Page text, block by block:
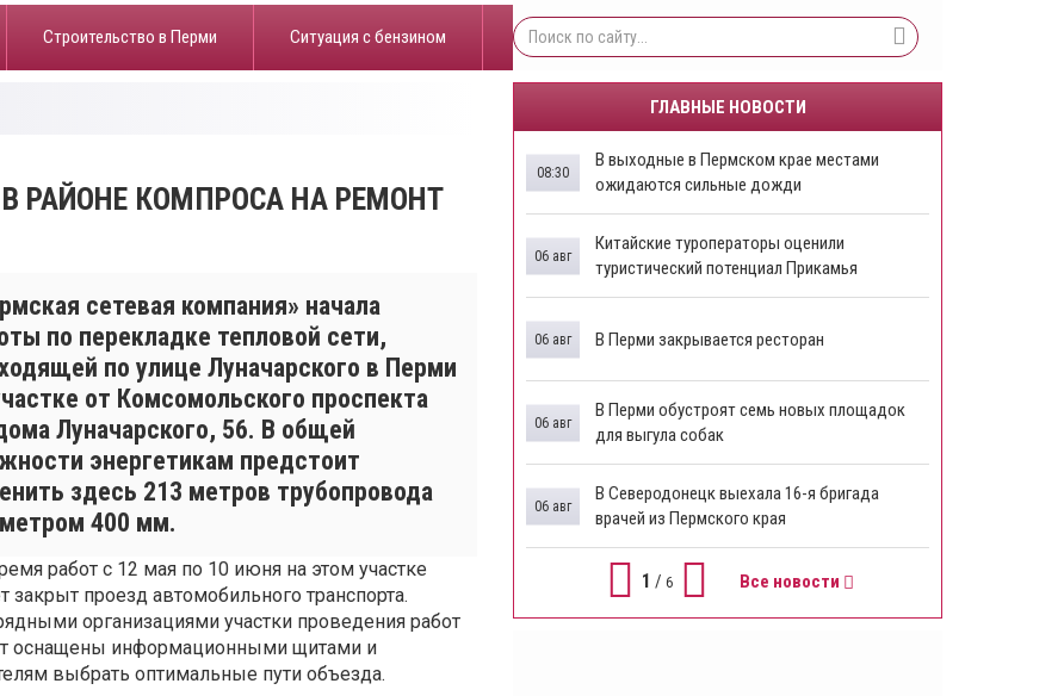
Строительство в Перми ​Ситуация с бензином
РАЙОНЕ КОМПРОСА НА РЕМОНТ
сетевая компания» начала
по перекладке тепловой сети,
по улице Луначарского в Перми
от Комсомольского проспекта
Луначарского, 56. В общей
энергетикам предстоит
здесь 213 метров трубопровода
400 мм.
работ с 12 мая по 10 июня на этом участке
закрыт проезд автомобильного транспорта.
организациями участки проведения работ
оснащены информационными щитами и
выбрать оптимальные пути объезда.
ГЛАВНЫЕ НОВОСТИ
В выходные в Пермском крае местами
ожидаются сильные дожди
08:30
Китайские туроператоры оценили
туристический потенциал Прикамья
06 авг
В Перми закрывается ресторан
06 авг
​В Перми обустроят семь новых площадок
для выгула собак
06 авг
В Северодонецк выехала 16-я бригада
врачей из Пермского края
06 авг
1 / 6 Все новости